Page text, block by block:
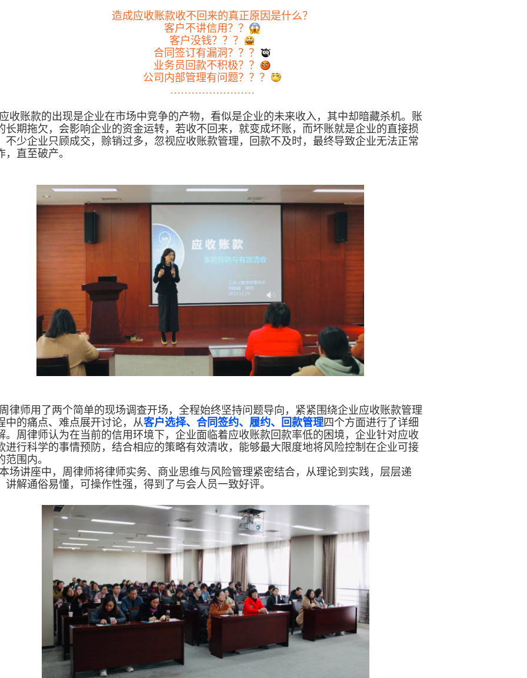
造成应收账款收不回来的真正原因是什么？
客户不讲信用？？
客户没钱？？？
合同签订有漏洞？？？
业务员回款不积极？？
公司内部管理有问题？？？
……………………
应收账款的出现是企业在市场中竞争的产物，看似是企业的未来收入，其中却暗藏杀机。账
长期拖欠，会影响企业的资金运转，若收不回来，就变成坏账，而坏账就是企业的直接损
不少企业只顾成交，赊销过多，忽视应收账款管理，回款不及时，最终导致企业无法正常
，直至破产。
周律师用了两个简单的现场调查开场，全程始终坚持问题导向，紧紧围绕企业应收账款管理
中的痛点、难点展开讨论，从客户选择、合同签约、履约、回款管理四个方面进行了详细
。周律师认为在当前的信用环境下，企业面临着应收账款回款率低的困境，企业针对应收
进行科学的事情预防，结合相应的策略有效清收，能够最大限度地将风险控制在企业可接
范围内。
场讲座中，周律师将律师实务、商业思维与风险管理紧密结合，从理论到实践，层层递
讲解通俗易懂，可操作性强，得到了与会人员一致好评。